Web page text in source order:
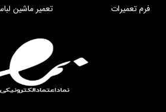
فرم تعمیرات
تعمیر ماشین